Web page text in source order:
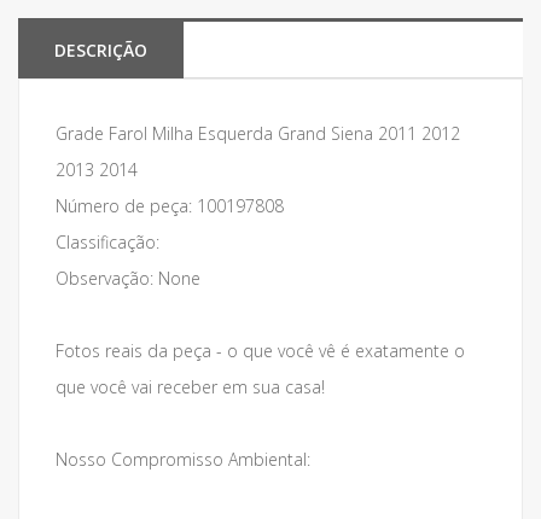
DESCRIÇÃO
Grade Farol Milha Esquerda Grand Siena 2011 2012
2013 2014
Número de peça: 100197808
Classificação:
Observação: None
Fotos reais da peça - o que você vê é exatamente o
que você vai receber em sua casa!
Nosso Compromisso Ambiental: